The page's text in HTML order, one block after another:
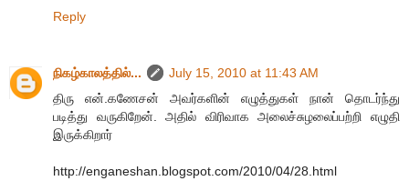
Reply
நிகழ்காலத்தில்...
July 15, 2010 at 11:43 AM
திரு என்.கணேசன் அவர்களின் எழுத்துகள் நான் தொடர்ந்து
படித்து வருகிறேன். அதில் விரிவாக அலைச்சுழலைப்பற்றி எழுதி
இருக்கிறார்
http://enganeshan.blogspot.com/2010/04/28.html